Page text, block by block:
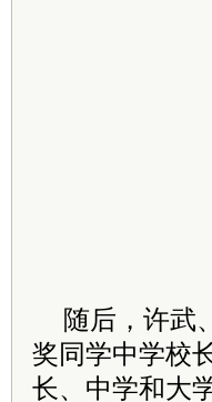
随后，许武
奖同学中学校
长、中学和大